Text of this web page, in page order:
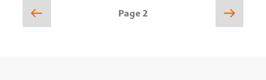
Posts
pagination
Previous
page
Page2 Next
page